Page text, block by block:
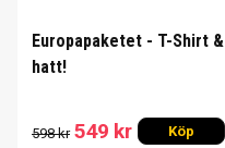
Europapaketet - T-Shirt &
hatt!
598 kr 549 kr Köp